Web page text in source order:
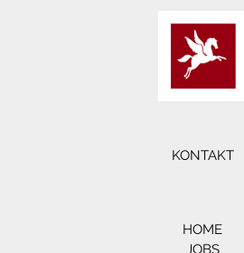
KONTAKT
HOME
JOBS